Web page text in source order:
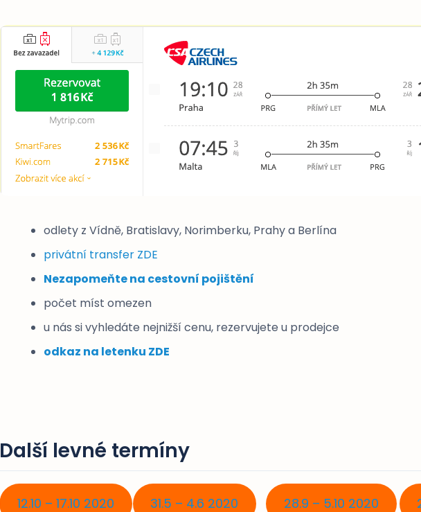
odlety z Vídně, Bratislavy, Norimberku, Prahy a Berlína
privátní transfer ZDE
Nezapomeňte na cestovní pojištění
počet míst omezen
u nás si vyhledáte nejnižší cenu, rezervujete u prodejce
odkaz na letenku ZDE
Další levné termíny
12.10 – 17.10 2020 31.5 – 4.6 2020 28.9 – 5.10 2020